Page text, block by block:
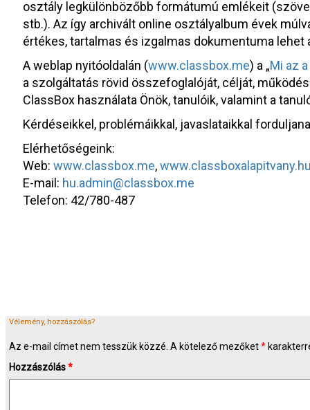
osztály legkülönbözőbb formátumú emlékeit
stb.). Az így archivált online osztályalbum évek
értékes, tartalmas és izgalmas dokumentuma
A weblap nyitóoldalán (www.classbox.me) a „Mi az
a szolgáltatás rövid összefoglalóját, célját,
ClassBox használata Önök, tanulóik, valamint a
Kérdéseikkel, problémáikkal, javaslataikkal
Elérhetőségeink:
Web: www.classbox.me,
E-mail: hu.admin@classbox.me
Telefon: 42/780-487
Vélemény, hozzászólás?
Az e-mail címet nem tesszük közzé. A kötelező mezőket*
Hozzászólás*